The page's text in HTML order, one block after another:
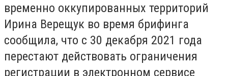
временно оккупированных территорий
Ирина Верещук во время брифинга
сообщила, что с 30 декабря 2021 года
перестают действовать ограничения
регистрации в электронном сервисе